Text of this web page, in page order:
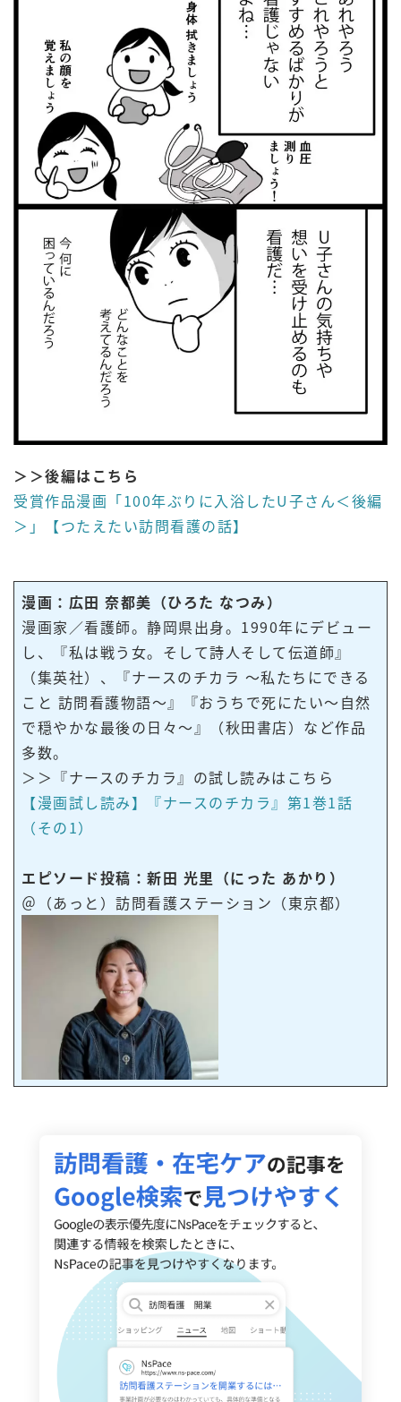
＞＞後編はこちら
受賞作品漫画「100年ぶりに入浴したU子さん＜後編
＞」【つたえたい訪問看護の話】
漫画：広田 奈都美（ひろた なつみ）
漫画家／看護師。静岡県出身。1990年にデビュー
し、『私は戦う女。そして詩人そして伝道師』
（集英社）、『ナースのチカラ ～私たちにできる
こと 訪問看護物語～』『おうちで死にたい～自然
で穏やかな最後の日々～』（秋田書店）など作品
多数。
＞＞『ナースのチカラ』の試し読みはこちら
【漫画試し読み】『ナースのチカラ』第1巻1話
（その1）
エピソード投稿：新田 光里（にった あかり）
＠（あっと）訪問看護ステーション（東京都）